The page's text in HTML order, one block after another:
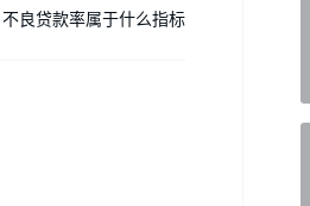
不良贷款率属于什么指标